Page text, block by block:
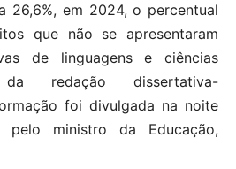
26,6%, em 2024, o percentual
que não se apresentaram
de linguagens e ciências
redação dissertativa-
foi divulgada na noite
ministro da Educação,